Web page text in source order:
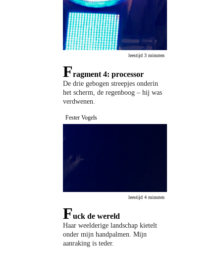
leestijd 3 minuten
Fragment 4: processor
De drie gebogen streepjes onderin
het scherm, de regenboog – hij was
verdwenen.
Fester Vogels
leestijd 4 minuten
Fuck de wereld
Haar weelderige landschap kietelt
onder mijn handpalmen. Mijn
aanraking is teder.